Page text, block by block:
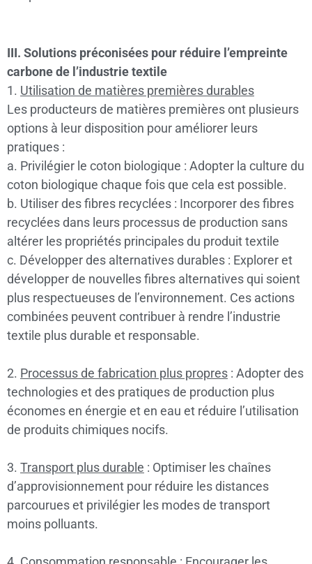
III. Solutions préconisées pour réduire l’empreinte
carbone de l’industrie textile
1. Utilisation de matières premières durables
Les producteurs de matières premières ont plusieurs
options à leur disposition pour améliorer leurs
pratiques :
a. Privilégier le coton biologique : Adopter la culture du
coton biologique chaque fois que cela est possible.
b. Utiliser des fibres recyclées : Incorporer des fibres
recyclées dans leurs processus de production sans
altérer les propriétés principales du produit textile
c. Développer des alternatives durables : Explorer et
développer de nouvelles fibres alternatives qui soient
plus respectueuses de l’environnement. Ces actions
combinées peuvent contribuer à rendre l’industrie
textile plus durable et responsable.
2. Processus de fabrication plus propres : Adopter des
technologies et des pratiques de production plus
économes en énergie et en eau et réduire l’utilisation
de produits chimiques nocifs.
3. Transport plus durable : Optimiser les chaînes
d’approvisionnement pour réduire les distances
parcourues et privilégier les modes de transport
moins polluants.